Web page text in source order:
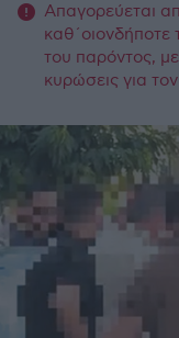
Απαγορεύεται
του παρόντος, με
κυρώσεις για